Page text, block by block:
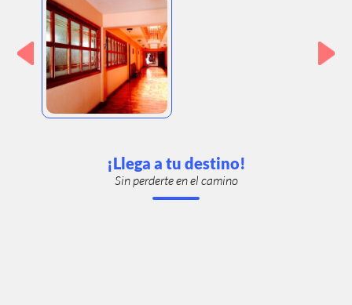
¡Llega a tu destino!
Sin perderte en el camino